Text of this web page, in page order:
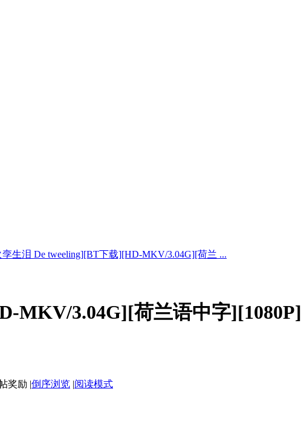
孪生泪 De tweeling][BT下载][HD-MKV/3.04G][荷兰 ...
MKV/3.04G][荷兰语中字][1080P]
|倒序浏览 |阅读模式